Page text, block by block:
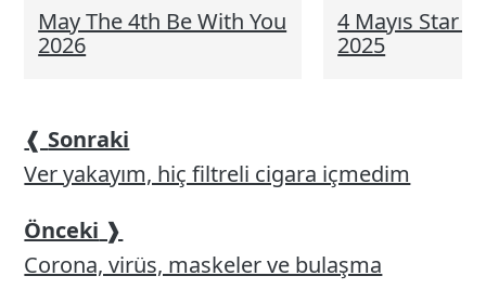
May The 4th Be With You
2026
4 Mayıs Star
2025
❰ Sonraki
Ver yakayım, hiç filtreli cigara içmedim
Önceki ❱
Corona, virüs, maskeler ve bulaşma